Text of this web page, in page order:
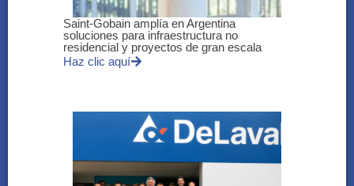
Saint-Gobain amplía en Argentina
soluciones para infraestructura no
residencial y proyectos de gran escala
Haz clic aquí